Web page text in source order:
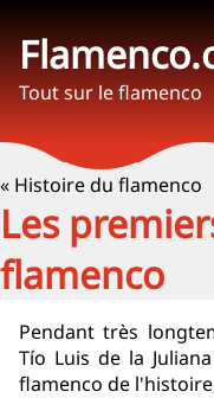
Tout sur le flamenco
« Histoire du flamenco
Les
flamenco
Pendant très
Tío Luis de la
flamenco de